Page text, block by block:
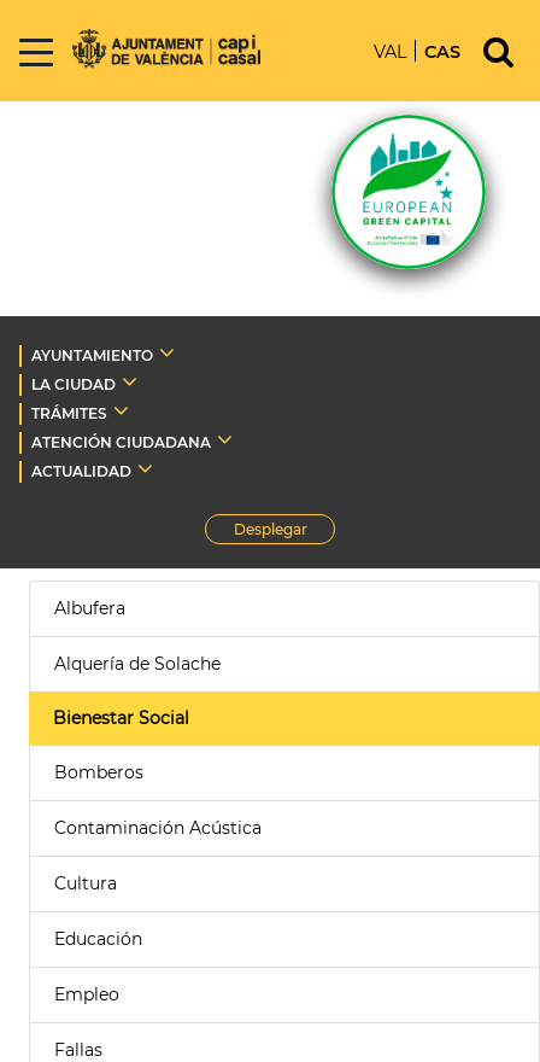
VAL CAS
AYUNTAMIENTO
LA CIUDAD
TRÁMITES
ATENCIÓN CIUDADANA
ACTUALIDAD
Desplegar
Albufera
Alquería de Solache
Bienestar Social
Bomberos
Contaminación Acústica
Cultura
Educación
Empleo
Fallas